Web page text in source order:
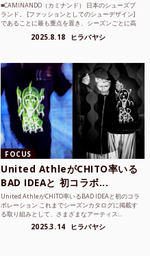
■CAMINANDO（カミナンド） 日本のシューズブ
ランド。 [ファッションとしてのシューデザイン]
であることに最も重点を置き、シーズンごとに高
2025.8.18 ヒラバヤシ
FOCUS
United AthleがCHITO率いる
BAD IDEAと 初コラボ...
United AthleがCHITO率いるBAD IDEAと初のコラ
ボレーション これまでシーズンカタログに掲載す
る取り組みとして、さまざまなアーティス...
2025.3.14 ヒラバヤシ